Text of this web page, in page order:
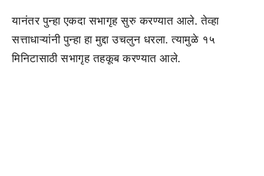
यानंतर पुन्हा एकदा सभागृह सुरु करण्यात आले. तेव्हा
सत्ताधाऱ्यांनी पुन्हा हा मुद्दा उचलुन धरला. त्यामुळे १५
मिनिटासाठी सभागृह तहकूब करण्यात आले.